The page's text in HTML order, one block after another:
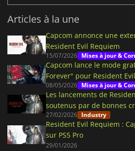
Articles à la une
Capcom annonce une
Resident Evil Requiem
15/07/2026 Mises à jour &
Capcom lance le mode
Forever" pour Resident
08/05/2026 Mises à jour &
Les lancements de
soutenus par de bonnes
27/02/2026 Industry
Resident Evil Requiem :
sur PS5 Pro
29/01/2026